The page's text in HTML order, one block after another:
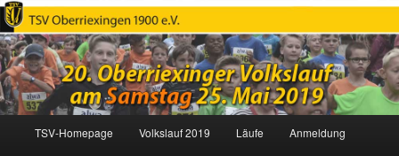
Oberriexinger Volkslauf
Zum
TSV-Homepage Volkslauf 2019 Läufe Anmeldung